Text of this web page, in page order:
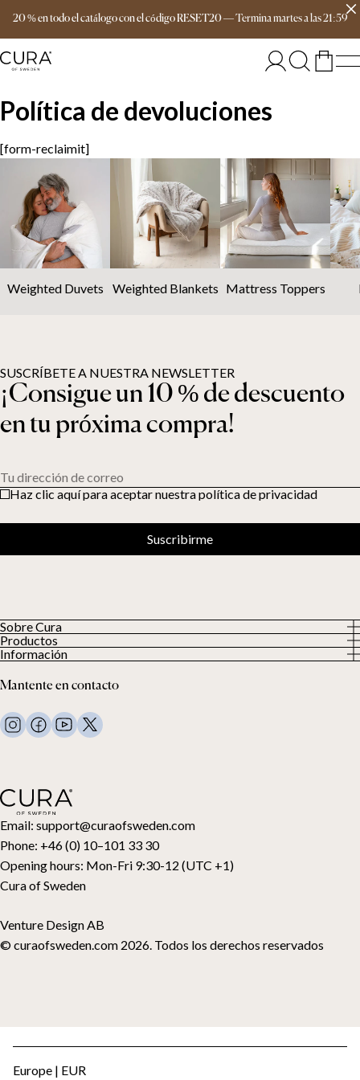
20 % en todo el catálogo con el código RESET20—Terminamartesa las21:59
Envío gratis a partir de 149 €
Política de devoluciones
[form-reclaimit]
Weighted Duvets Weighted Blankets Mattress Toppers
Email: support@curaofsweden.com
Phone: +46 (0) 10–101 33 30
Opening hours: Mon-Fri 9:30-12 (UTC +1)
Cura of Sweden
Venture Design AB
© curaofsweden.com 2026. Todos los derechos reservados
Sobre Cura
Sobre nosotros
Nuestros clientes
Productos
Todos los productos
Edredones con peso
Ropa de cama
Almohadas y más
Cubrecolchones
Tarjeta regalo
Información
Términos y condiciones
FAQ
Contacto
Mantente en contacto
SUSCRÍBETE A NUESTRA NEWSLETTER
¡Consigue un 10 % de descuento
en tu próxima compra!
Tu dirección de correo
Haz clic aquí para aceptar nuestra política de privacidad
Suscribirme
Europe | EUR